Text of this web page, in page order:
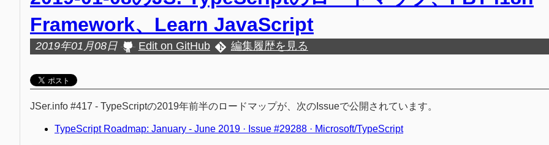
Framework、Learn JavaScript
2019年01月08日 Edit on GitHub 編集履歴を見る
JSer.info #417 - TypeScriptの2019年前半のロードマップが、次のIssueで公開されています。
TypeScript Roadmap: January - June 2019 · Issue #29288 · Microsoft/TypeScript